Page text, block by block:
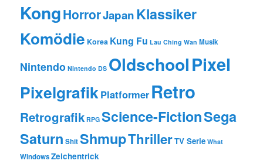
KongHorrorJapanKlassiker
Komödie Korea Kung Fu Lau Ching Wan Musik
Nintendo Nintendo DS OldschoolPixel
PixelgrafikPlatformer Retro
Retrografik RPG Science-FictionSega
Saturn ShitShmupThrillerTV Serie What
WindowsZeichentrick